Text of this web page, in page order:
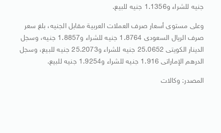
جنيه للشراء و1.1356 جنيه للبيع.
وعلى مستوى أسعار صرف العملات العربية مقابل الجنيه، بلغ سعر
صرف الريال السعودى 1.8764 جنيه للشراء و1.8857 جنيه، وسجل
الدينار الكويتى 25.0652 جنيه للشراء و25.2073 جنيه للبيع، وسجل
الدرهم الإماراتى 1.916 جنيه للشراء و1.9254 جنيه للبيع.
المصدر: وكالات